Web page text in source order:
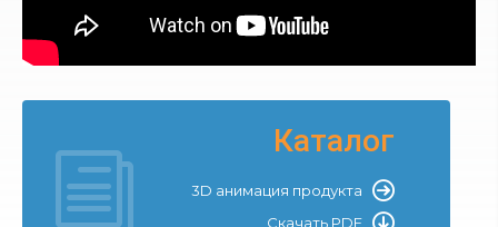
Каталог
3D анимация продукта
Скачать PDF